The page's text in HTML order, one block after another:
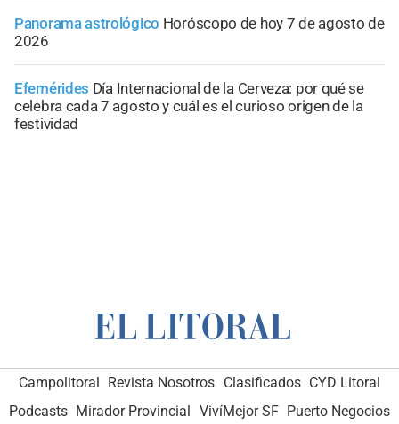
Panorama astrológico Horóscopo de hoy 7 de agosto de
2026
Efemérides Día Internacional de la Cerveza: por qué se
celebra cada 7 agosto y cuál es el curioso origen de la
festividad
Campolitoral Revista Nosotros Clasificados CYD Litoral
Podcasts Mirador Provincial VivíMejor SF Puerto Negocios